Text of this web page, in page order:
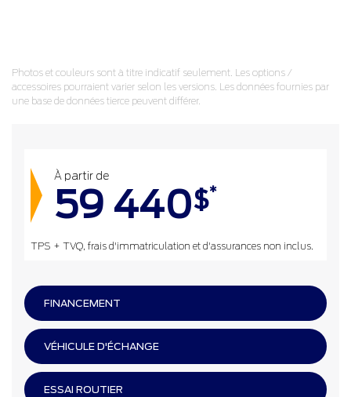
Photos et couleurs sont à titre indicatif seulement. Les options /
accessoires pourraient varier selon les versions. Les données fournies par
une base de données tierce peuvent différer.
À partir de
59 440$*
TPS + TVQ, frais d'immatriculation et d'assurances non inclus.
FINANCEMENT
VÉHICULE D'ÉCHANGE
ESSAI ROUTIER